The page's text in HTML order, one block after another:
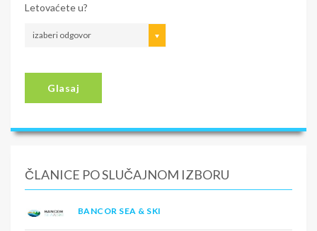
Letovaćete u?
izaberi odgovor
Glasaj
ČLANICE PO SLUČAJNOM IZBORU
BANCOR SEA & SKI